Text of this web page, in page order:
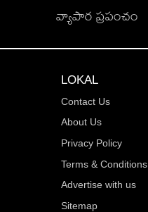
వ్యాపార ప్రపంచం
LOKAL
Contact Us
About Us
Privacy Policy
Terms & Conditions
Advertise with us
Sitemap